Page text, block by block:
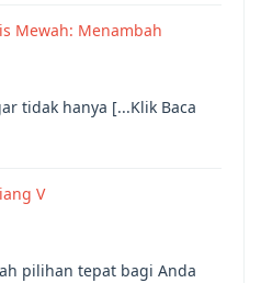
Mewah: Menambah
tidak hanya [...Klik Baca
V
pilihan tepat bagi Anda